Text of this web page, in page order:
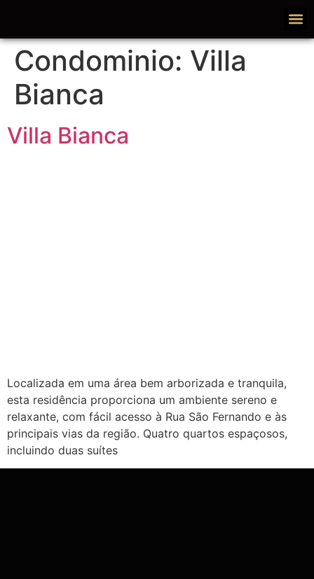
Condominio: Villa
Bianca
Villa Bianca
Localizada em uma área bem arborizada e tranquila,
esta residência proporciona um ambiente sereno e
relaxante, com fácil acesso à Rua São Fernando e às
principais vias da região. Quatro quartos espaçosos,
incluindo duas suítes